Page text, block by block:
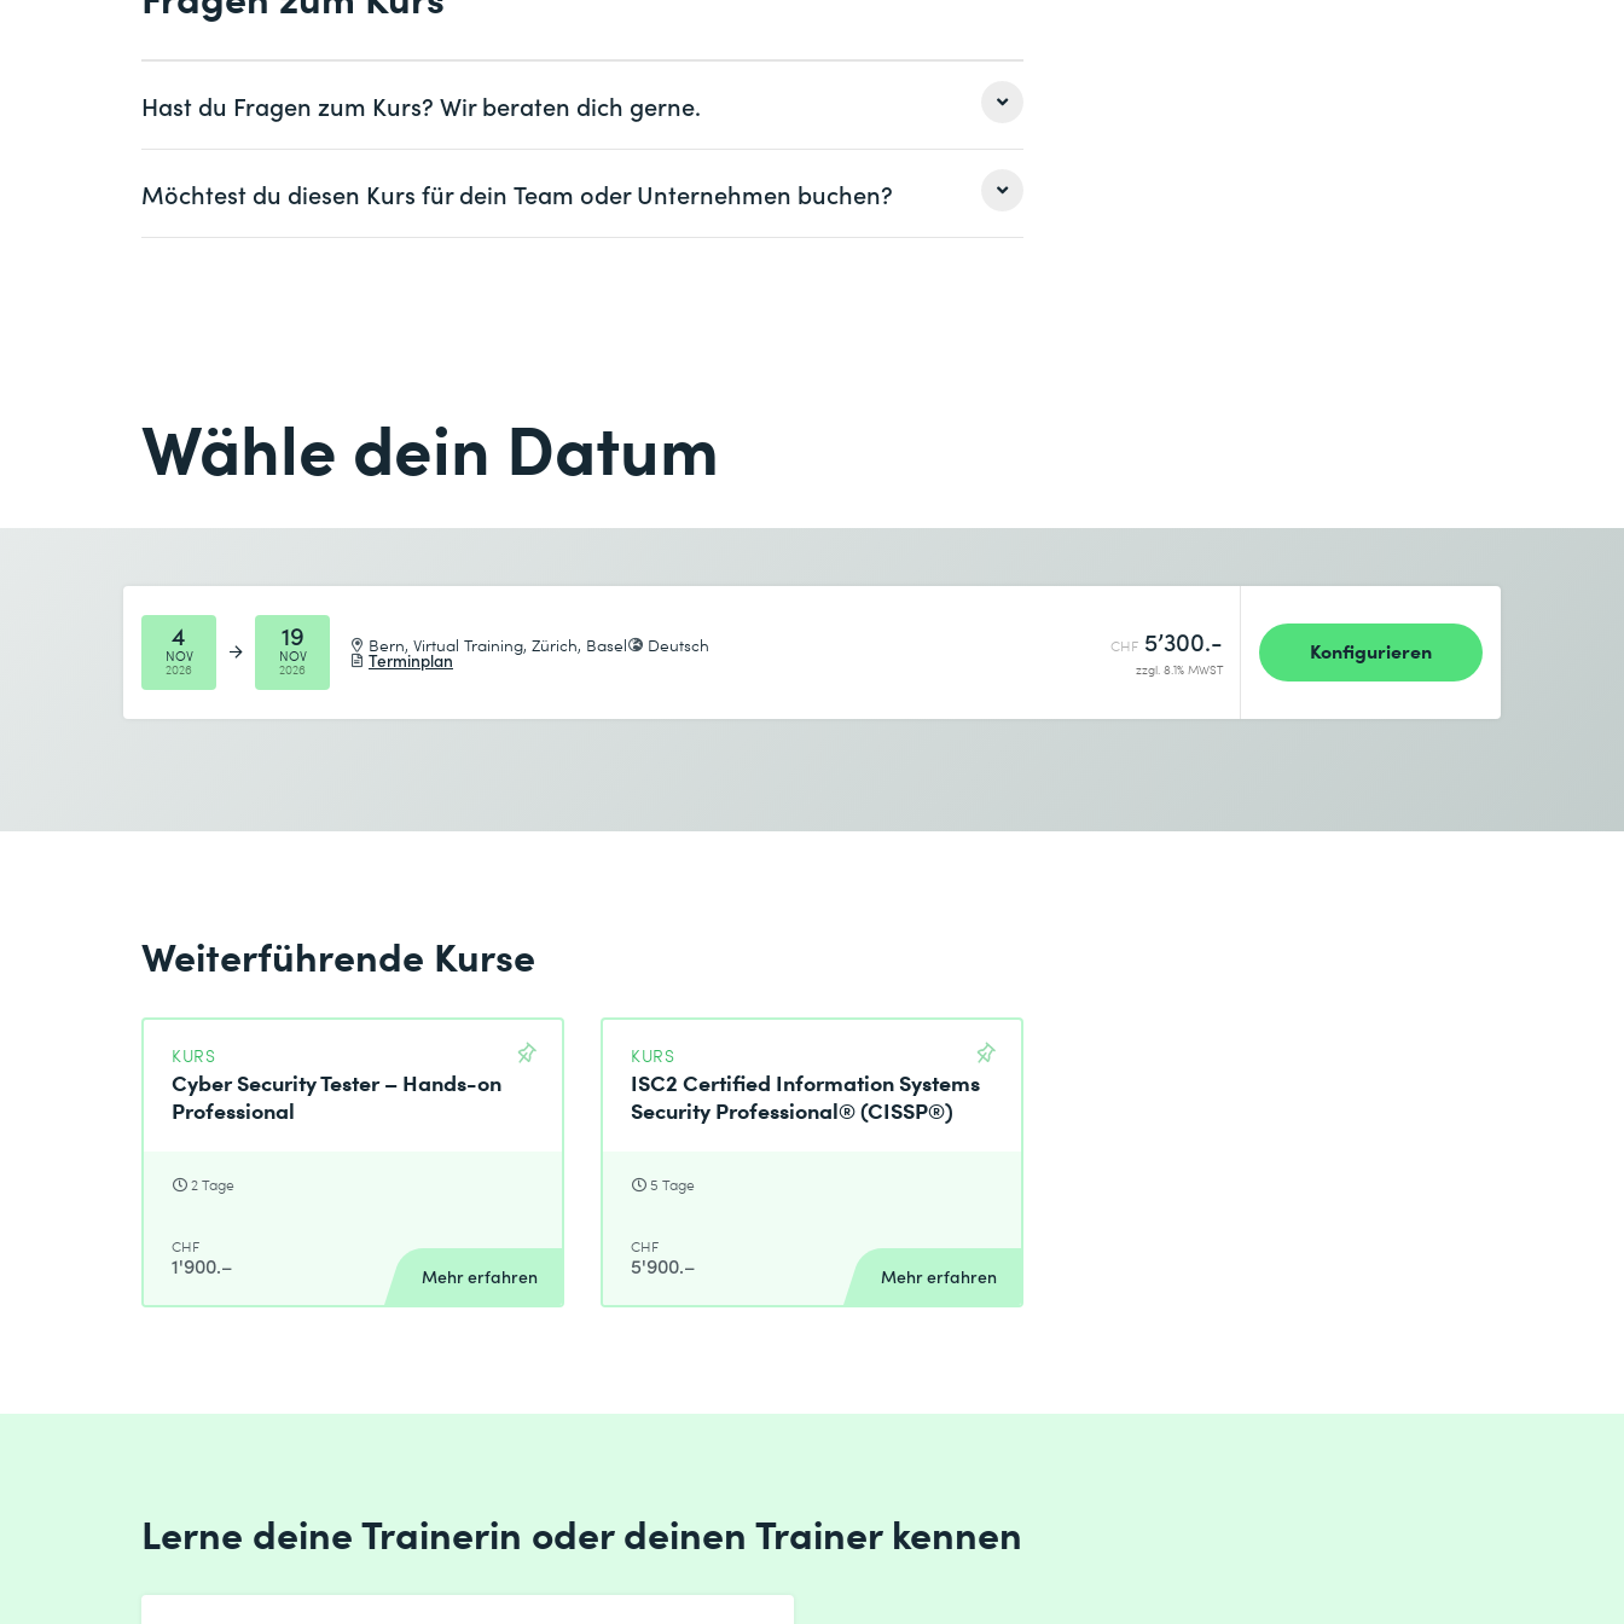
Cyber Security – Netzwerk- und Systemsicherheit umsetzen (P3S)
Cyber Security Tester – Hands-on Foundation (HAK)
Wir empfehlen dir den Besuch der Module in obengenannter Reihenfolge.
tägliche Arbeit und eine bewährte Vorbereitungsliteratur für die Prüfung zum CompTIA
Hast du Fragen zum Kurs? Wir beraten dich gerne.
Vorname * Nachname *
Ich habe dieDatenschutzbestimmungenzur Kenntnis genommen.
Möchtest du diesen Kurs für dein Team oder Unternehmen buchen?
E-Mail * Telefon *
Gewünschtes Startdatum (DD.MM.YYYY) *
Absenden
* Pflichtfelder
Wähle dein Datum
4
NOV
2026
19
NOV
2026
Bern, Virtual Training, Zürich, Basel Deutsch
Terminplan
CHF 5’300.-
zzgl. 8.1% MWST
Konfigurieren
Weiterführende Kurse
KURS
Cyber Security Tester – Hands-on
Professional
2 Tage
CHF
1'900.– Mehr erfahren
KURS
ISC2 Certified Information Systems
Security Professional® (CISSP®)
5 Tage
CHF
5'900.– Mehr erfahren
Lerne deine Trainerin oder deinen Trainer kennen